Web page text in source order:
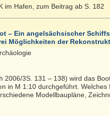
im Hafen, zum Beitrag ab S. 182
– Ein angelsächsischer
Möglichkeiten der
2006/3S. 131 – 138) wird das
in M 1:10 durchgeführt.
Modellbaupläne,